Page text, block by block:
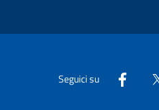
Seguici su